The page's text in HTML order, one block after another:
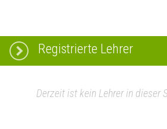
Registrierte Lehrer
Derzeit ist kein Lehrer in dieser